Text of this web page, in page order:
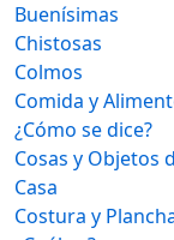
Buenísimas
Chistosas
Colmos
Comida y
¿Cómo se dice?
Cosas y Objetos
Casa
Costura y